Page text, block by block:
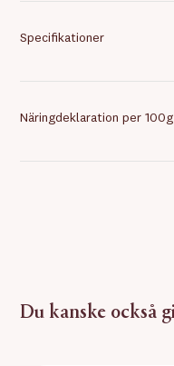
Specifikationer
Näringdeklaration per 100g
Du kanske också